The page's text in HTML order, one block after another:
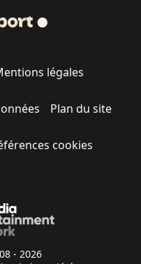
légales
Plan du site
cookies
- 2026